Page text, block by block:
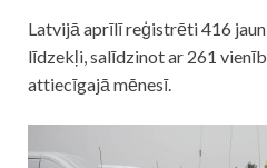
Latvijā aprīlī reģistrēti 416
līdzekļi, salīdzinot ar 261
attiecīgajā mēnesī.